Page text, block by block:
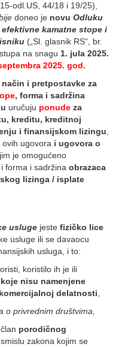
odl.US, 44/18 i 19/25),
doneo je novu Odluku
kamatne stope i
(„Sl. glasnik RS“, br.
na snagu 1. jula 2025.
2025. god.
način i pretpostavke za
, forma i sadržina
uručuju ponude za
kreditu, kreditnoj
i finansijskom lizingu
ugovora i ugovora o
je omogućeno
forma i sadržina obrazaca
lizinga / isplate
usluge jeste fizičko lice
usluge ili se davaocu
usluga, i to:
koristilo ih je ili
nisu namenjene
delatnosti
o privrednim društvima,
porodičnog
zakona kojim se